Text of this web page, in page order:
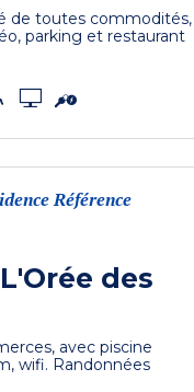
de toutes commodités,
parking et restaurant
Référence
des
avec piscine
wifi. Randonnées